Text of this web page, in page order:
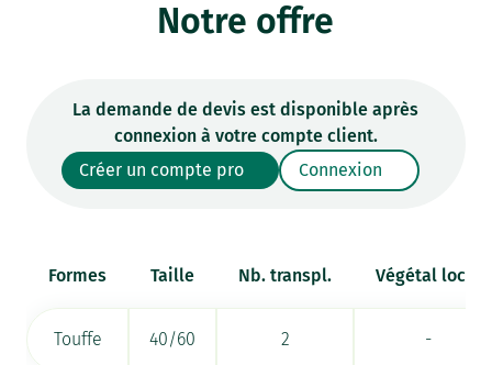
Notre offre
La demande de devis est disponible après
connexion à votre compte client.
Créer un compte pro
Connexion
Formes Taille Nb. transpl. Végétal local
Touffe 40/60 2 -